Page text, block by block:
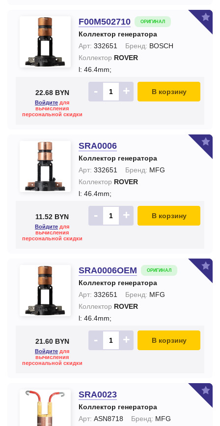
F00M502710 ОРИГИНАЛ
Коллектор генератора
Арт: 332651 Бренд: BOSCH
Коллектор ROVER
l: 46.4mm;
22.68 BYN
Войдите для
вычисления
персональной скидки
- + В корзину
SRA0006
Коллектор генератора
Арт: 332651 Бренд: MFG
Коллектор ROVER
l: 46.4mm;
11.52 BYN
Войдите для
вычисления
персональной скидки
- + В корзину
SRA0006OEM ОРИГИНАЛ
Коллектор генератора
Арт: 332651 Бренд: MFG
Коллектор ROVER
l: 46.4mm;
21.60 BYN
Войдите для
вычисления
персональной скидки
- + В корзину
SRA0023
Коллектор генератора
Арт: ASN8718 Бренд: MFG